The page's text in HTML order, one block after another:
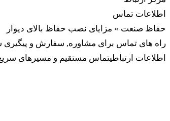
اطلاعات تماس
حفاظ صنعت » مزایای نصب حفاظ بالای دیوار
راه های تماس برای مشاوره, سفارش و پیگیری
اطلاعات ارتباطیتماس مستقیم و مسیرهای